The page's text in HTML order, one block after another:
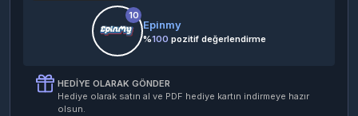
10
Epinmy
%100 pozitif değerlendirme
HEDIYE OLARAK GÖNDER
Hediye olarak satın al ve PDF hediye kartın indirmeye hazır
olsun.